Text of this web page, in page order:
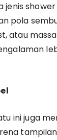
jenis
pola
atau
ini juga